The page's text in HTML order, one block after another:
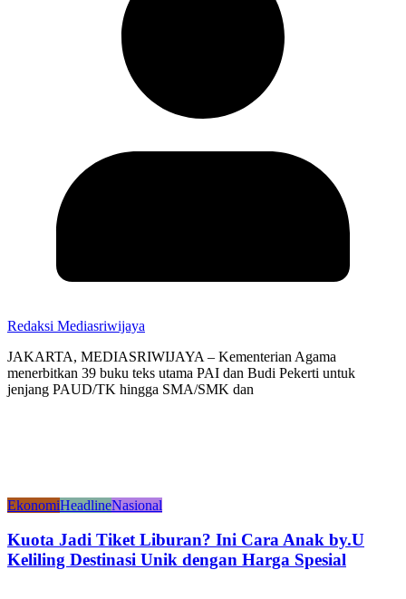
Redaksi Mediasriwijaya
JAKARTA, MEDIASRIWIJAYA – Kementerian Agama
menerbitkan 39 buku teks utama PAI dan Budi Pekerti untuk
jenjang PAUD/TK hingga SMA/SMK dan
EkonomiHeadlineNasional
Kuota Jadi Tiket Liburan? Ini Cara Anak by.U
Keliling Destinasi Unik dengan Harga Spesial